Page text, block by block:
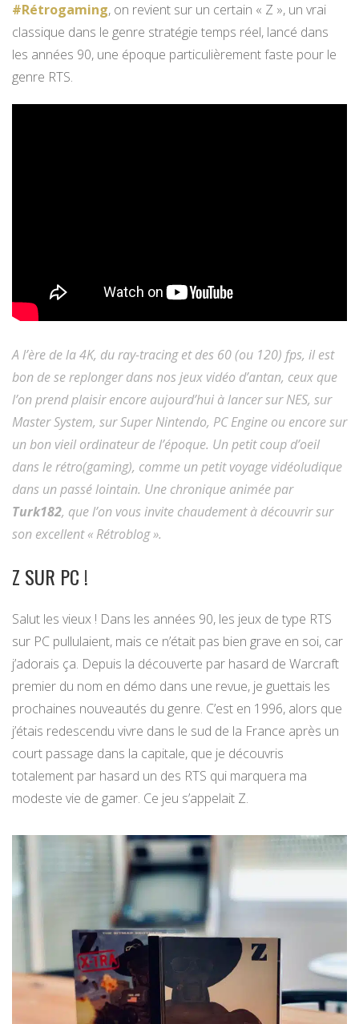
#Rétrogaming, on revient sur un certain « Z », un vrai
classique dans le genre stratégie temps réel, lancé dans
les années 90, une époque particulièrement faste pour le
genre RTS.
A l’ère de la 4K, du ray-tracing et des 60 (ou 120) fps, il est
bon de se replonger dans nos jeux vidéo d’antan, ceux que
l’on prend plaisir encore aujourd’hui à lancer sur NES, sur
Master System, sur Super Nintendo, PC Engine ou encore sur
un bon vieil ordinateur de l’époque. Un petit coup d’oeil
dans le rétro(gaming), comme un petit voyage vidéoludique
dans un passé lointain. Une chronique animée par
Turk182, que l’on vous invite chaudement à découvrir sur
son excellent « Rétroblog ».
Z SUR PC !
Salut les vieux ! Dans les années 90, les jeux de type RTS
sur PC pullulaient, mais ce n’était pas bien grave en soi, car
j’adorais ça. Depuis la découverte par hasard de Warcraft
premier du nom en démo dans une revue, je guettais les
prochaines nouveautés du genre. C’est en 1996, alors que
j’étais redescendu vivre dans le sud de la France après un
court passage dans la capitale, que je découvris
totalement par hasard un des RTS qui marquera ma
modeste vie de gamer. Ce jeu s’appelait Z.